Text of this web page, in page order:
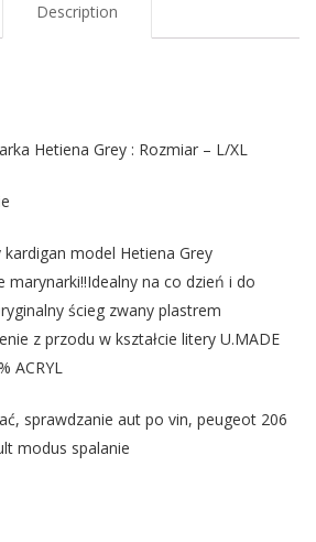
Description
Hetiena Grey : Rozmiar – L/XL
model Hetiena Grey
marynarki!!Idealny na co dzień i do
ścieg zwany plastrem
z przodu w kształcie litery U.MADE
ACRYL
sprawdzanie aut po vin, peugeot 206
modus spalanie